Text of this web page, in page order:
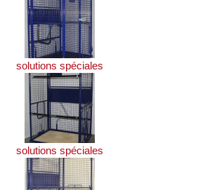
solutions spéciales
solutions spéciales